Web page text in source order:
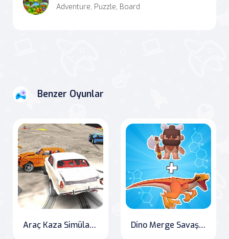
Adventure, Puzzle, Board
Benzer Oyunlar
Araç Kaza Simülatörü Dino Merge Savaşları